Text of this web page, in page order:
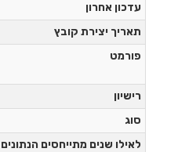
עדכון אחרון
תאריך יצירת קובץ
פורמט
רישיון
סוג
לאילו שנים מתייחסים הנתונים